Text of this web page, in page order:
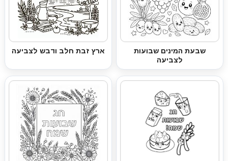
שבעת המינים שבועות
לצביעה
ארץ זבת חלב ודבש לצביעה